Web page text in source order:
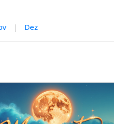
| Dez